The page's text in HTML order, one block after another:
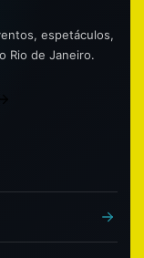
espetáculos,
Rio de Janeiro.